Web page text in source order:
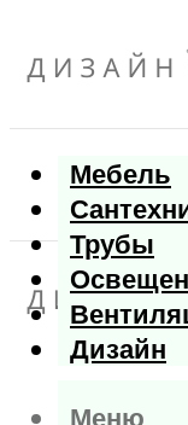
Мебель
Трубы
Дизайн
Меню